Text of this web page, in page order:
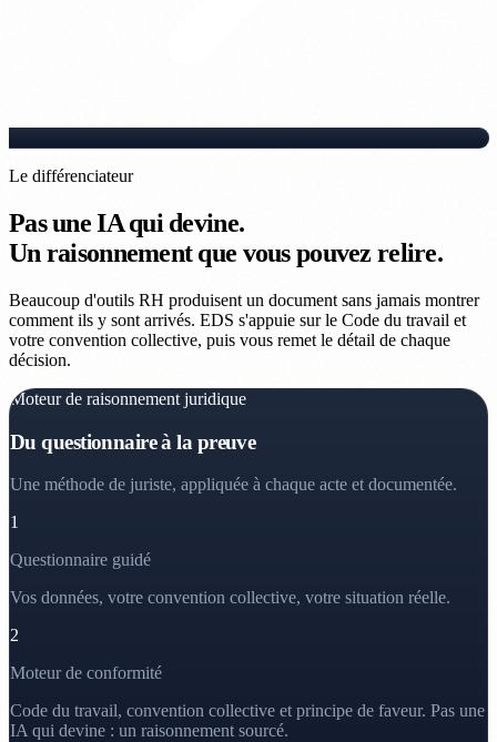
Le différenciateur
Pas une IA qui devine.
Un raisonnement que vous pouvez relire.
Beaucoup d'outils RH produisent un document sans jamais montrer
comment ils y sont arrivés. EDS s'appuie sur le Code du travail et
votre convention collective, puis vous remet le détail de chaque
décision.
Moteur de raisonnement juridique
Du questionnaire à la preuve
Une méthode de juriste, appliquée à chaque acte et documentée.
1
Questionnaire guidé
Vos données, votre convention collective, votre situation réelle.
2
Moteur de conformité
Code du travail, convention collective et principe de faveur. Pas une
IA qui devine : un raisonnement sourcé.